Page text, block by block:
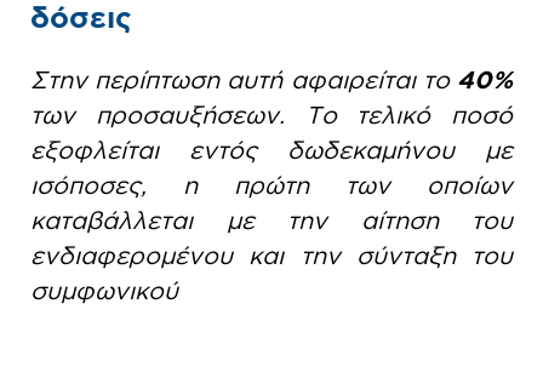
δόσεις
Στην περίπτωση αυτή αφαιρείται το 40%
των προσαυξήσεων. Το τελικό ποσό
εξοφλείται εντός δωδεκαμήνου με
ισόποσες, η πρώτη των οποίων
καταβάλλεται με την αίτηση του
ενδιαφερομένου και την σύνταξη του
συμφωνικού